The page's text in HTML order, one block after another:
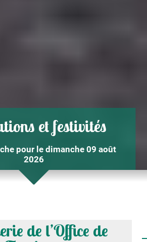
et festivités
pour le dimanche 09 août
2026
de l’Office de